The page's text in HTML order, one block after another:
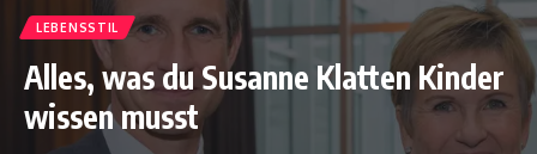
LEBENSSTIL
Alles, was du Susanne Klatten Kinder
wissen musst